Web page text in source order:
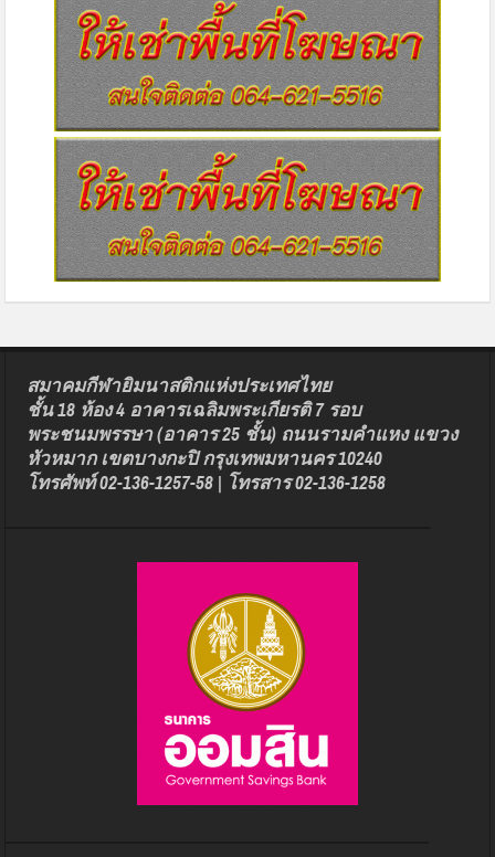
สมาคมกีฬายิมนาสติกแห่งประเทศไทย
ชั้น 18 ห้อง 4 อาคารเฉลิมพระเกียรติ 7 รอบ
พระชนมพรรษา (อาคาร 25 ชั้น) ถนนรามคำแหง แขวง
หัวหมาก เขตบางกะปิ กรุงเทพมหานคร 10240
โทรศัพท์ 02-136-1257-58 | โทรสาร 02-136-1258